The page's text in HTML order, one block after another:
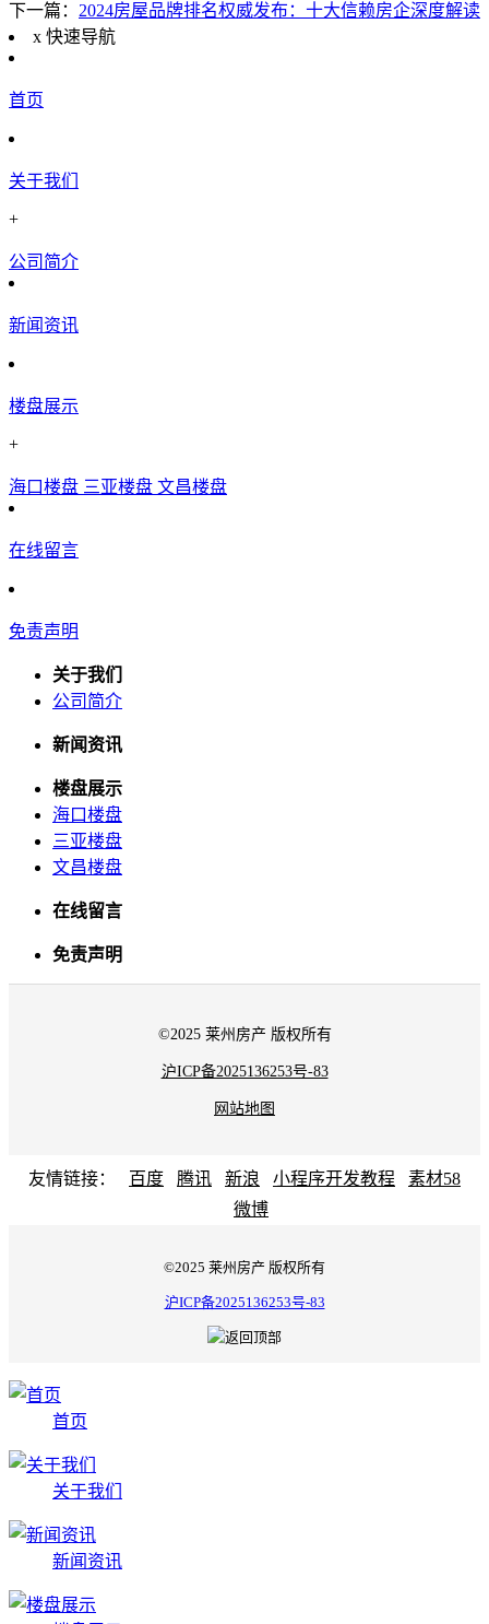
下一篇： 2024房屋品牌排名权威发布：十大信赖房企深度解读
x 快速导航
首页
关于我们
+
公司简介
新闻资讯
楼盘展示
+
海口楼盘 三亚楼盘 文昌楼盘
在线留言
免责声明
关于我们
公司简介
新闻资讯
楼盘展示
海口楼盘
三亚楼盘
文昌楼盘
在线留言
免责声明
©2025 莱州房产 版权所有
沪ICP备2025136253号-83
网站地图
友情链接： 百度 腾讯 新浪 小程序开发教程
素材58
微博
©2025 莱州房产 版权所有
沪ICP备2025136253号-83
首页
关于我们
新闻资讯